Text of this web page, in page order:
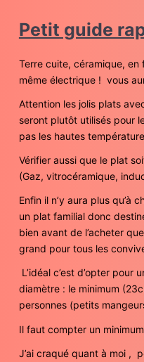
Petit guide
Terre cuite, céramique,
même électrique ! vous
Attention les jolis plats
seront plutôt utilisés pour
pas les hautes
Vérifier aussi que le plat
(Gaz, vitrocéramique,
Enfin il n’y aura plus qu’à
un plat familial donc
bien avant de l’acheter
grand pour tous les
L’idéal c’est d’opter
diamètre : le minimum
personnes (petits
Il faut compter un
J’ai craqué quant à moi ,